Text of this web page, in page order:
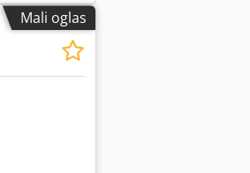
Mali oglas